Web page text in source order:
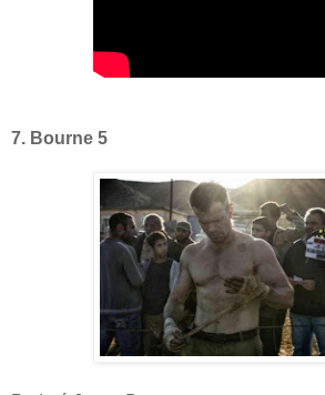
7. Bourne 5